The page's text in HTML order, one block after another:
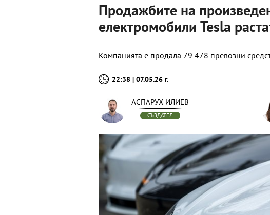
Продажбите на
електромобили Tesla
Компанията е продала 79 478 превозни
22:38 | 07.05.26 г.
АСПАРУХ ИЛИЕВ
СЪЗДАТЕЛ